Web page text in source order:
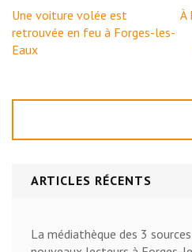
Navigation
de
l’article
Une voiture volée est
retrouvée en feu à Forges-les-
Eaux
À
ARTICLES RÉCENTS
La médiathèque des 3